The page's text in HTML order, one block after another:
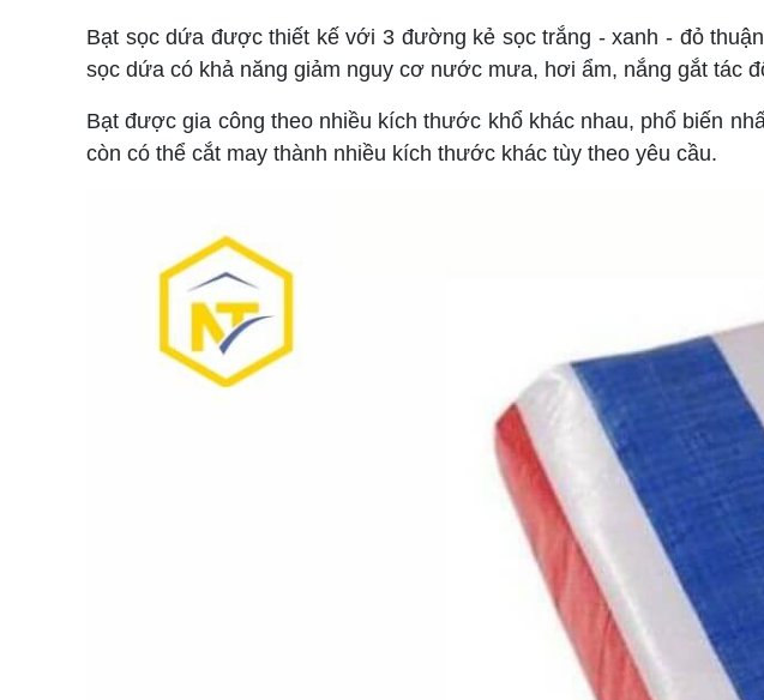
Bạt sọc dứa được thiết kế với 3 đường kẻ sọc trắng - xanh - đỏ
sọc dứa có khả năng giảm nguy cơ nước mưa, hơi ẩm, nắng gắt tác
Bạt được gia công theo nhiều kích thước khổ khác nhau, phổ biến
còn có thể cắt may thành nhiều kích thước khác tùy theo yêu cầu.